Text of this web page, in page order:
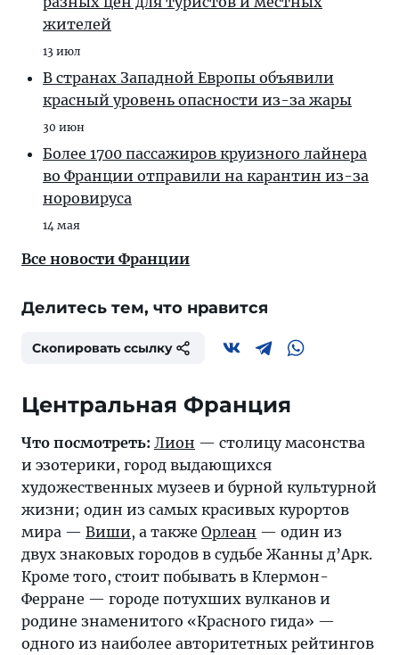
жителей
13 июл
В странах Западной Европы объявили
красный уровень опасности из-за жары
30 июн
Более 1700 пассажиров круизного лайнера
во Франции отправили на карантин из-за
норовируса
14 мая
Все новости Франции
Делитесь тем, что нравится
Скопировать ссылку
Центральная Франция
Что посмотреть: Лион — столицу масонства
и эзотерики, город выдающихся
художественных музеев и бурной культурной
жизни; один из самых красивых курортов
мира — Виши, а также Орлеан — один из
двух знаковых городов в судьбе Жанны д’Арк.
Кроме того, стоит побывать в Клермон-
Ферране — городе потухших вулканов и
родине знаменитого «Красного гида» —
одного из наиболее авторитетных рейтингов